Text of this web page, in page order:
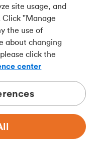
la Banque Tangerine,
de La Banque de
entière de la SADC
Choix de pub
site usage, and
"Manage
the use of
about changing
click the
center